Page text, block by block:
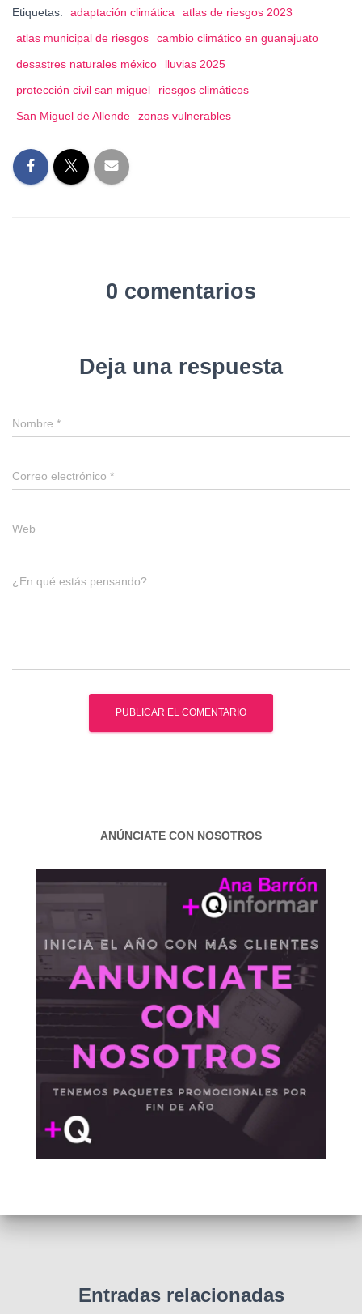
Etiquetas: adaptación climática
atlas de riesgos 2023
atlas municipal de riesgos
cambio climático en guanajuato
desastres naturales méxico
lluvias 2025
protección civil san miguel
riesgos climáticos
San Miguel de Allende
zonas vulnerables
0 comentarios
Deja una respuesta
Nombre *
Correo electrónico *
Web
¿En qué estás pensando?
ANÚNCIATE CON NOSOTROS
Entradas relacionadas